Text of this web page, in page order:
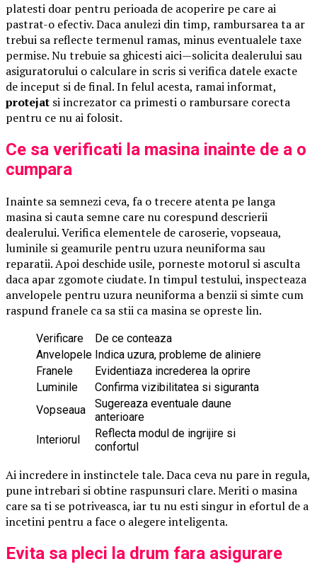
platesti doar pentru perioada de acoperire pe care ai
pastrat-o efectiv. Daca anulezi din timp, rambursarea ta ar
trebui sa reflecte termenul ramas, minus eventualele taxe
permise. Nu trebuie sa ghicesti aici—solicita dealerului sau
asiguratorului o calculare in scris si verifica datele exacte
de inceput si de final. In felul acesta, ramai informat,
protejat si increzator ca primesti o rambursare corecta
pentru ce nu ai folosit.
Ce sa verificati la masina inainte de a o
cumpara
Inainte sa semnezi ceva, fa o trecere atenta pe langa
masina si cauta semne care nu corespund descrierii
dealerului. Verifica elementele de caroserie, vopseaua,
luminile si geamurile pentru uzura neuniforma sau
reparatii. Apoi deschide usile, porneste motorul si asculta
daca apar zgomote ciudate. In timpul testului, inspecteaza
anvelopele pentru uzura neuniforma a benzii si simte cum
raspund franele ca sa stii ca masina se opreste lin.
Verificare
De ce conteaza
Anvelopele Indica uzura, probleme de aliniere
Franele
Evidentiaza increderea la oprire
Luminile
Confirma vizibilitatea si siguranta
Vopseaua
Sugereaza eventuale daune
anterioare
Interiorul
Reflecta modul de ingrijire si
confortul
Ai incredere in instinctele tale. Daca ceva nu pare in regula,
pune intrebari si obtine raspunsuri clare. Meriti o masina
care sa ti se potriveasca, iar tu nu esti singur in efortul de a
incetini pentru a face o alegere inteligenta.
Evita sa pleci la drum fara asigurare